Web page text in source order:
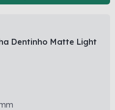
Dentinho Matte Light